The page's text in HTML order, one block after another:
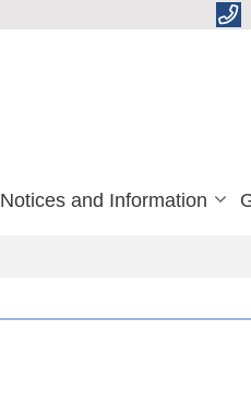
Notices and Information